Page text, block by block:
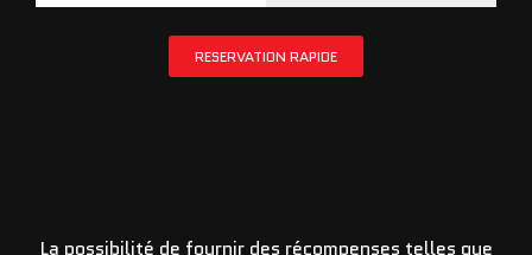
RESERVATION RAPIDE
La possibilité de fournir des récompenses telles que